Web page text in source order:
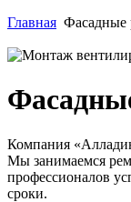
Главная Фасадные
Компания
Мы занимаемся
профессионалов
сроки.